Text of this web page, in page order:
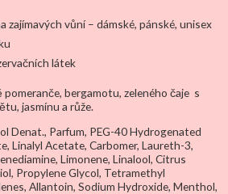
zajímavých vůní – dámské, pánské, unisex
látek
pomeranče, bergamotu, zeleného čaje s
jasmínu a růže.
Denat., Parfum, PEG-40 Hydrogenated
Linalyl Acetate, Carbomer, Laureth-3,
Limonene, Linalool, Citrus
Propylene Glycol, Tetramethyl
Allantoin, Sodium Hydroxide, Menthol,